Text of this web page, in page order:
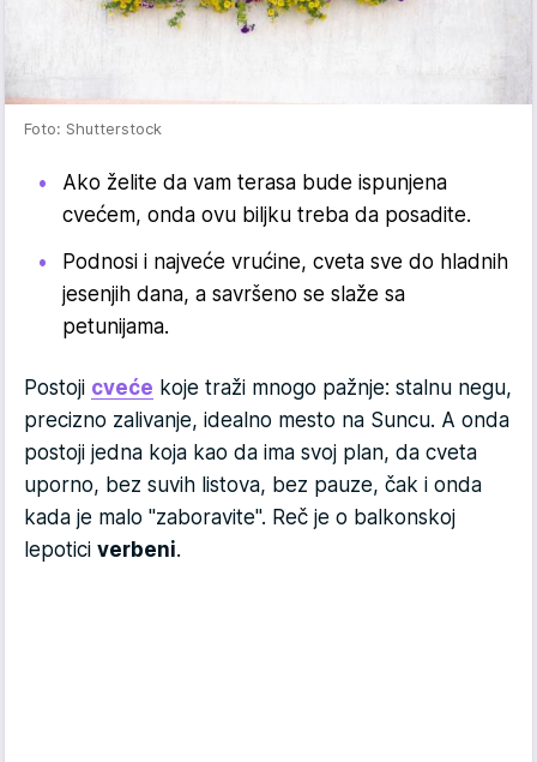
Foto: Shutterstock
Ako želite da vam terasa bude ispunjena
cvećem, onda ovu biljku treba da posadite.
Podnosi i najveće vrućine, cveta sve do hladnih
jesenjih dana, a savršeno se slaže sa
petunijama.
Postoji cveće koje traži mnogo pažnje: stalnu negu,
precizno zalivanje, idealno mesto na Suncu. A onda
postoji jedna koja kao da ima svoj plan, da cveta
uporno, bez suvih listova, bez pauze, čak i onda
kada je malo "zaboravite". Reč je o balkonskoj
lepotici verbeni.